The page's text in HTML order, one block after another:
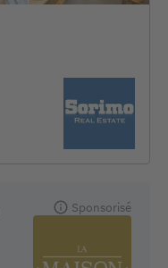
Sponsorisé